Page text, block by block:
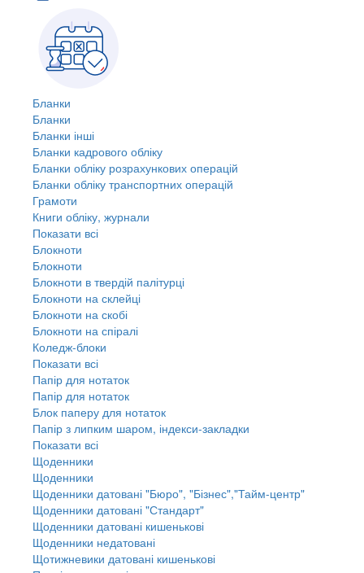
Бланки
Бланки
Бланки інші
Бланки кадрового обліку
Бланки обліку розрахункових операцій
Бланки обліку транспортних операцій
Грамоти
Книги обліку, журнали
Показати всі
Блокноти
Блокноти
Блокноти в твердій палітурці
Блокноти на склейці
Блокноти на скобі
Блокноти на спіралі
Коледж-блоки
Показати всі
Папір для нотаток
Папір для нотаток
Блок паперу для нотаток
Папір з липким шаром, індекси-закладки
Показати всі
Щоденники
Щоденники
Щоденники датовані "Бюро", "Бізнес","Тайм-центр"
Щоденники датовані "Стандарт"
Щоденники датовані кишенькові
Щоденники недатовані
Щотижневики датовані кишенькові